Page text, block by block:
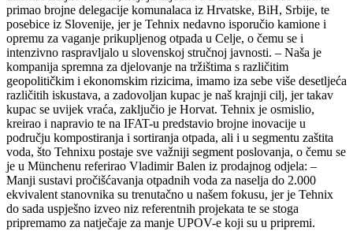
primao brojne delegacije komunalaca iz Hrvatske, BiH, Srbije, te
posebice iz Slovenije, jer je Tehnix nedavno isporučio kamione i
opremu za vaganje prikupljenog otpada u Celje, o čemu se i
intenzivno raspravljalo u slovenskoj stručnoj javnosti. – Naša je
kompanija spremna za djelovanje na tržištima s različitim
geopolitičkim i ekonomskim rizicima, imamo iza sebe više desetljeća
različitih iskustava, a zadovoljan kupac je naš krajnji cilj, jer takav
kupac se uvijek vraća, zaključio je Horvat. Tehnix je osmislio,
kreirao i napravio te na IFAT-u predstavio brojne inovacije u
području kompostiranja i sortiranja otpada, ali i u segmentu zaštita
voda, što Tehnixu postaje sve važniji segment poslovanja, o čemu se
je u Münchenu referirao Vladimir Balen iz prodajnog odjela: –
Manji sustavi pročišćavanja otpadnih voda za naselja do 2.000
ekvivalent stanovnika su trenutačno u našem fokusu, jer je Tehnix
do sada uspješno izveo niz referentnih projekata te se stoga
pripremamo za natječaje za manje UPOV-e koji su u pripremi.